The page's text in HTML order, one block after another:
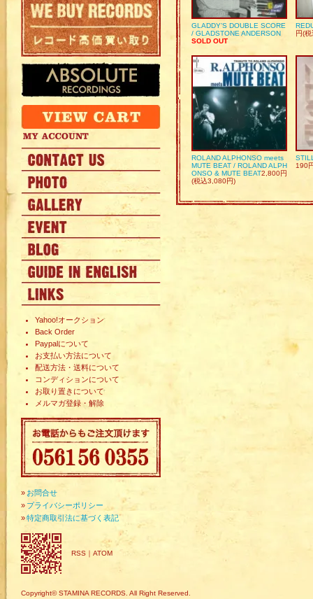
Yahoo!オークション
Back Order
Paypalについて
お支払い方法について
配送方法・送料について
コンディションについて
お取り置きについて
メルマガ登録・解除
» お問合せ
» プライバシーポリシー
»特定商取引法に基づく表記
RSS ｜ ATOM
GLADDY’S DOUBLE SCORE
/ GLADSTONE ANDERSON
SOLD OUT
円(
ROLAND ALPHONSO meets
MUTE BEAT / ROLAND ALPH
ONSO & MUTE BEAT2,800円
(税込3,080円)
190
Copyright© STAMINA RECORDS. All Right Reserved.